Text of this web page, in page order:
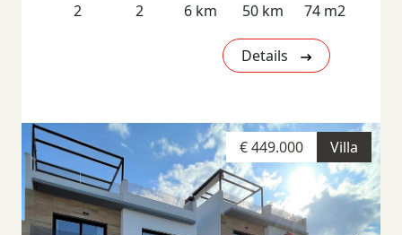
2 2 6 km 50 km 74 m2
Details
Villa
€ 449.000